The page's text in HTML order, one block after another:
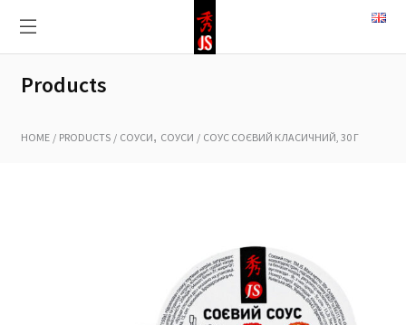
Products
HOME PRODUCTS СОУСИ, СОУСИ СОУС СОЄВИЙ КЛАСИЧНИЙ, 30 Г